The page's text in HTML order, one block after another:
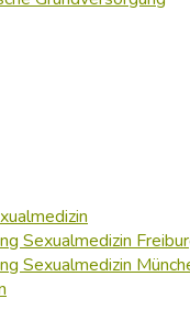
Sexualmedizin
Sexualmedizin